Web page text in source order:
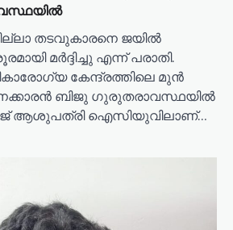
തടവുകാരനെ ജയിൽ
മർദ്ദിച്ചു എന്ന് പരാതി.
കേന്ദ്രത്തിലെ മുൻ
ബിജു ഗുരുതരാവസ്ഥയിൽ
ആശുപത്രി ഐസിയുവിലാണ്…